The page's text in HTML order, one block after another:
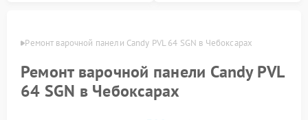
Ремонт варочной панели Candy PVL 64 SGN в Чебоксарах
Ремонт варочной панели Candy PVL
64 SGN в Чебоксарах